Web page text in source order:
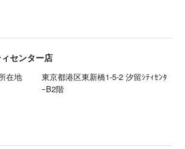
センター店
在地
東京都港区東新橋1-5-2 汐留ｼﾃｨｾﾝﾀ
ｰB2階